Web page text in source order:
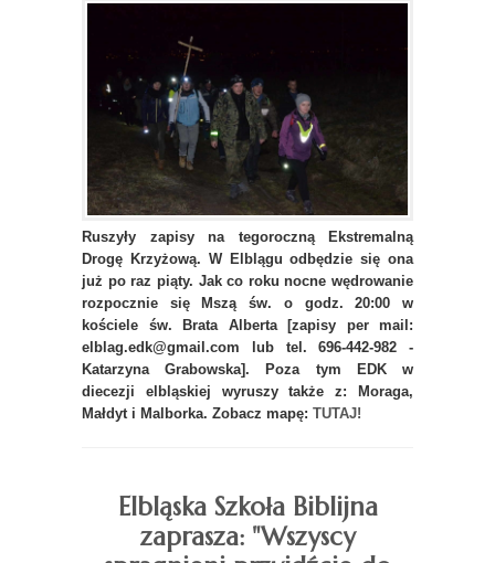
Ruszyły zapisy na tegoroczną Ekstremalną
Drogę Krzyżową. W Elblągu odbędzie się ona
już po raz piąty. Jak co roku nocne wędrowanie
rozpocznie się Mszą św. o godz. 20:00 w
kościele św. Brata Alberta [zapisy per mail:
elblag.edk@gmail.com lub tel. 696-442-982 -
Katarzyna Grabowska]. Poza tym EDK w
diecezji elbląskiej wyruszy także z: Moraga,
Małdyt i Malborka. Zobacz mapę: TUTAJ!
Elbląska Szkoła Biblijna
zaprasza: "Wszyscy